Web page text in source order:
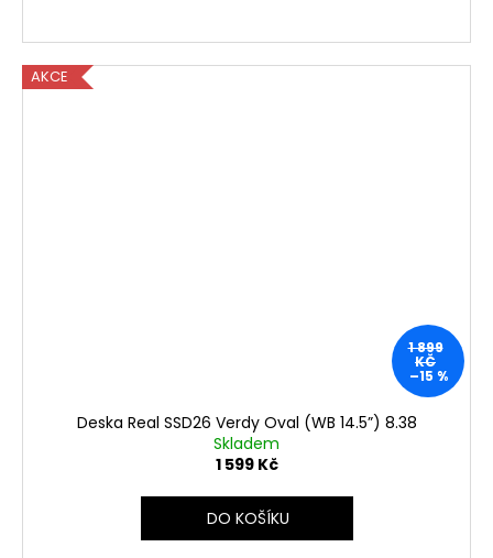
AKCE
1 899
KČ
–15 %
Deska Real SSD26 Verdy Oval (WB 14.5”) 8.38
Skladem
1 599 Kč
DO KOŠÍKU